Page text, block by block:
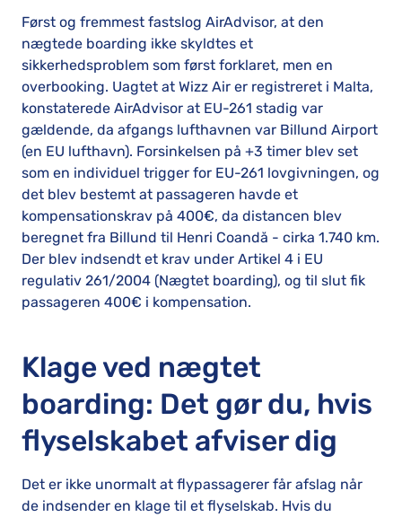
Først og fremmest fastslog AirAdvisor, at den
nægtede boarding ikke skyldtes et
sikkerhedsproblem som først forklaret, men en
overbooking. Uagtet at Wizz Air er registreret i Malta,
konstaterede AirAdvisor at EU-261 stadig var
gældende, da afgangs lufthavnen var Billund Airport
(en EU lufthavn). Forsinkelsen på +3 timer blev set
som en individuel trigger for EU-261 lovgivningen, og
det blev bestemt at passageren havde et
kompensationskrav på 400€, da distancen blev
beregnet fra Billund til Henri Coandă - cirka 1.740 km.
Der blev indsendt et krav under Artikel 4 i EU
regulativ 261/2004 (Nægtet boarding), og til slut fik
passageren 400€ i kompensation.
Klage ved nægtet
boarding: Det gør du, hvis
flyselskabet afviser dig
Det er ikke unormalt at flypassagerer får afslag når
de indsender en klage til et flyselskab. Hvis du